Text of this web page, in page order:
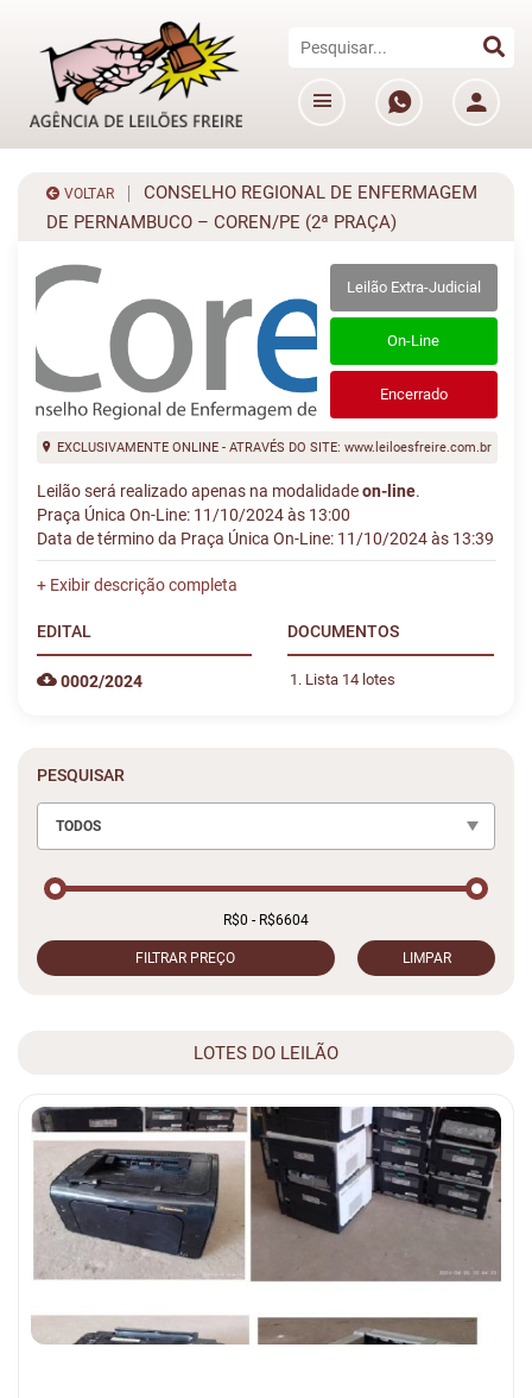
VOLTAR
CONSELHO REGIONAL DE ENFERMAGEM
DE PERNAMBUCO – COREN/PE (2ª PRAÇA)
Leilão Extra-Judicial
On-Line
Encerrado
EXCLUSIVAMENTE ONLINE - ATRAVÉS DO SITE: www.leiloesfreire.com.br
Leilão será realizado apenas na modalidadeon-line.
Praça Única On-Line: 11/10/2024 às 13:00
Data de término da Praça Única On-Line: 11/10/2024 às 13:39
EDITAL
0002/2024
DOCUMENTOS
Lista 14 lotes
PESQUISAR
TODOS
FILTRAR PREÇO LIMPAR
LOTES DO LEILÃO